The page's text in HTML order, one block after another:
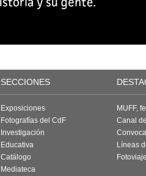
SECCIONES
Exposiciones
Fotografías del CdF
Investigación
Educativa
Catálogo
Mediateca
MUFF,
Canal
Líneas